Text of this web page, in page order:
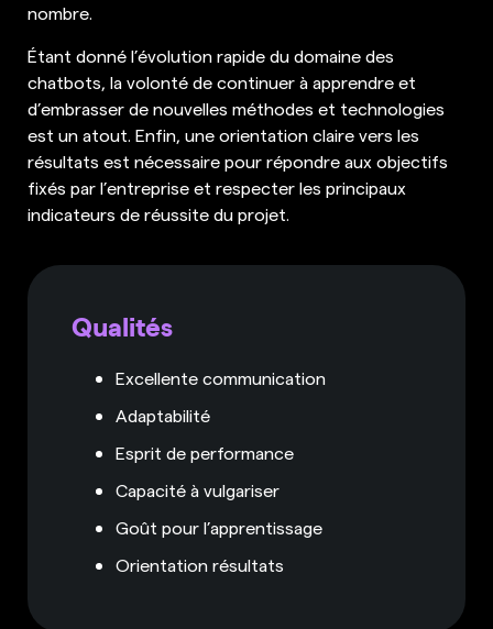
nombre.
Étant donné l’évolution rapide du domaine des
chatbots, la volonté de continuer à apprendre et
d’embrasser de nouvelles méthodes et technologies
est un atout. Enfin, une orientation claire vers les
résultats est nécessaire pour répondre aux objectifs
fixés par l’entreprise et respecter les principaux
indicateurs de réussite du projet.
Qualités
Excellente communication
Adaptabilité
Esprit de performance
Capacité à vulgariser
Goût pour l’apprentissage
Orientation résultats